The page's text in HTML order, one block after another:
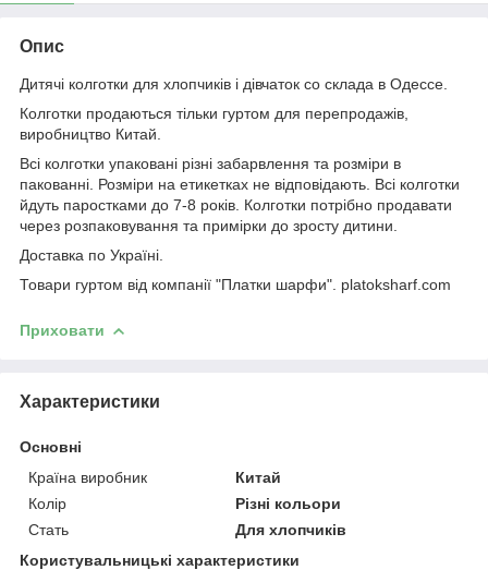
Опис
Дитячі колготки для хлопчиків і дівчаток со склада в Одессе.
Колготки продаються тільки гуртом для перепродажів,
виробництво Китай.
Всі колготки упаковані різні забарвлення та розміри в
пакованні. Розміри на етикетках не відповідають. Всі колготки
йдуть паростками до 7-8 років. Колготки потрібно продавати
через розпаковування та примірки до зросту дитини.
Доставка по Україні.
Товари гуртом від компанії "Платки шарфи". platoksharf.com
Приховати
Характеристики
Основні
Країна виробник
Китай
Колір
Різні кольори
Стать
Для хлопчиків
Користувальницькі характеристики